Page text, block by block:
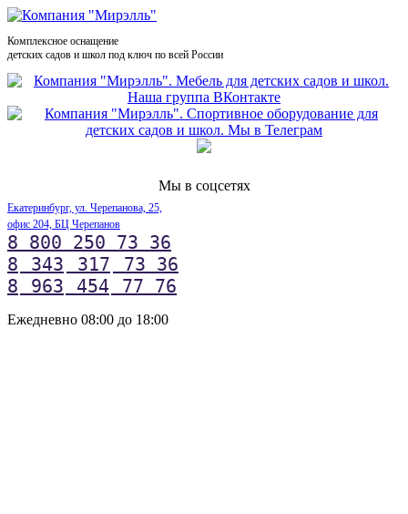
Комплексное оснащение
детских садов и школ под ключ по всей России
Мы в соцсетях
Екатеринбург, ул. Черепанова, 25,
офис 204, БЦ Черепанов
8 800 250 73 36
8
343 317
73 36
8
963 454 77 76
Ежедневно 08:00 до 18:00